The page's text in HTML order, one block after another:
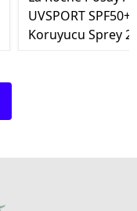
UVSPORT
Koruyucu Sprey